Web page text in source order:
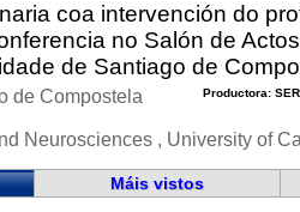
coa intervención do
no Salón de
de Santiago de
Productora:
de Compostela
Neurosciences , University of
Máis vistos